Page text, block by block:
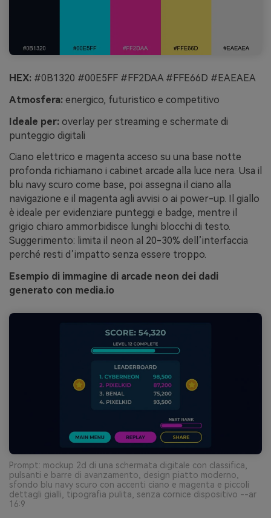
HEX: #0B1320 #00E5FF #FF2DAA #FFE66D #EAEAEA
Atmosfera: energico, futuristico e competitivo
Ideale per: overlay per streaming e schermate di
punteggio digitali
Ciano elettrico e magenta acceso su una base notte
profonda richiamano i cabinet arcade alla luce nera. Usa il
blu navy scuro come base, poi assegna il ciano alla
navigazione e il magenta agli avvisi o ai power-up. Il giallo
è ideale per evidenziare punteggi e badge, mentre il
grigio chiaro ammorbidisce lunghi blocchi di testo.
Suggerimento: limita il neon al 20-30% dell’interfaccia
perché resti d’impatto senza essere troppo.
Esempio di immagine di arcade neon dei dadi
generato con media.io
Prompt: mockup 2d di una schermata digitale con classifica,
pulsanti e barre di avanzamento, design piatto moderno,
sfondo blu navy scuro con accenti ciano e magenta e piccoli
dettagli gialli, tipografia pulita, senza cornice dispositivo --ar
16:9